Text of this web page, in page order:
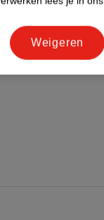
Weigeren